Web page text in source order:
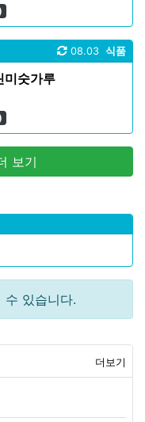
식품
08.03
미숫가루
보기
수 있습니다.
더보기